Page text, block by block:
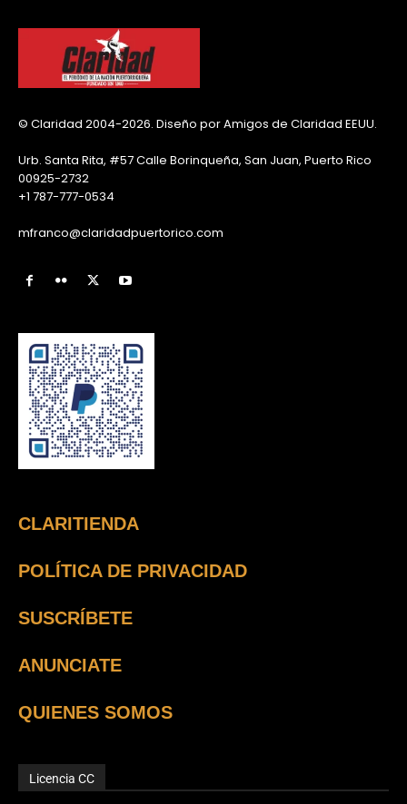
© Claridad 2004-2026. Diseño por Amigos de Claridad EEUU.
Urb. Santa Rita, #57 Calle Borinqueña, San Juan, Puerto Rico
00925-2732
+1 787-777-0534
mfranco@claridadpuertorico.com
CLARITIENDA
POLÍTICA DE PRIVACIDAD
SUSCRÍBETE
ANUNCIATE
QUIENES SOMOS
Licencia CC